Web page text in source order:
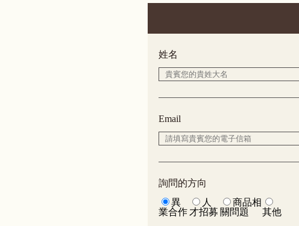
姓名
Email
詢問的方向
異
業合作
人
才招募
商品相
關問題
其他